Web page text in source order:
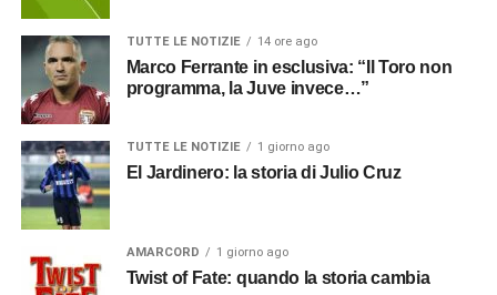
TUTTE LE NOTIZIE 14 ore ago
Marco Ferrante in esclusiva: “Il Toro non
programma, la Juve invece…”
TUTTE LE NOTIZIE 1 giorno ago
El Jardinero: la storia di Julio Cruz
AMARCORD 1 giorno ago
Twist of Fate: quando la storia cambia